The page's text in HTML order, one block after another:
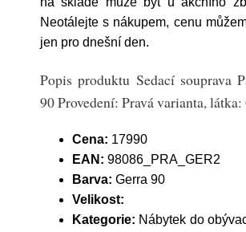
Neotálejte s nákupem, cenu
jen pro dnešní den.
Popis produktu Sedací souprava
90 Provedení: Pravá varianta,
Cena: 17990
EAN: 98086_PRA_GER2
Barva: Gerra 90
Velikost:
Kategorie: Nábytek do